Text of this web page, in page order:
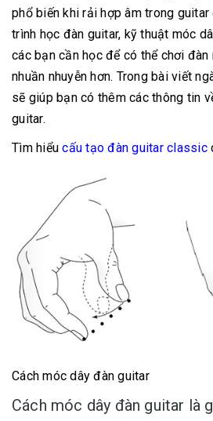
phổ biến khi rải hợp âm trong guitar
trình học đàn guitar, kỹ thuật móc
các bạn cần học để có thể chơi
nhuần nhuyễn hơn. Trong bài viết
sẽ giúp bạn có thêm các thông tin
guitar.
Tìm hiểucấu tạo đàn guitar classic
Cách móc dây đàn guitar
Cách móc dây đàn guitar là